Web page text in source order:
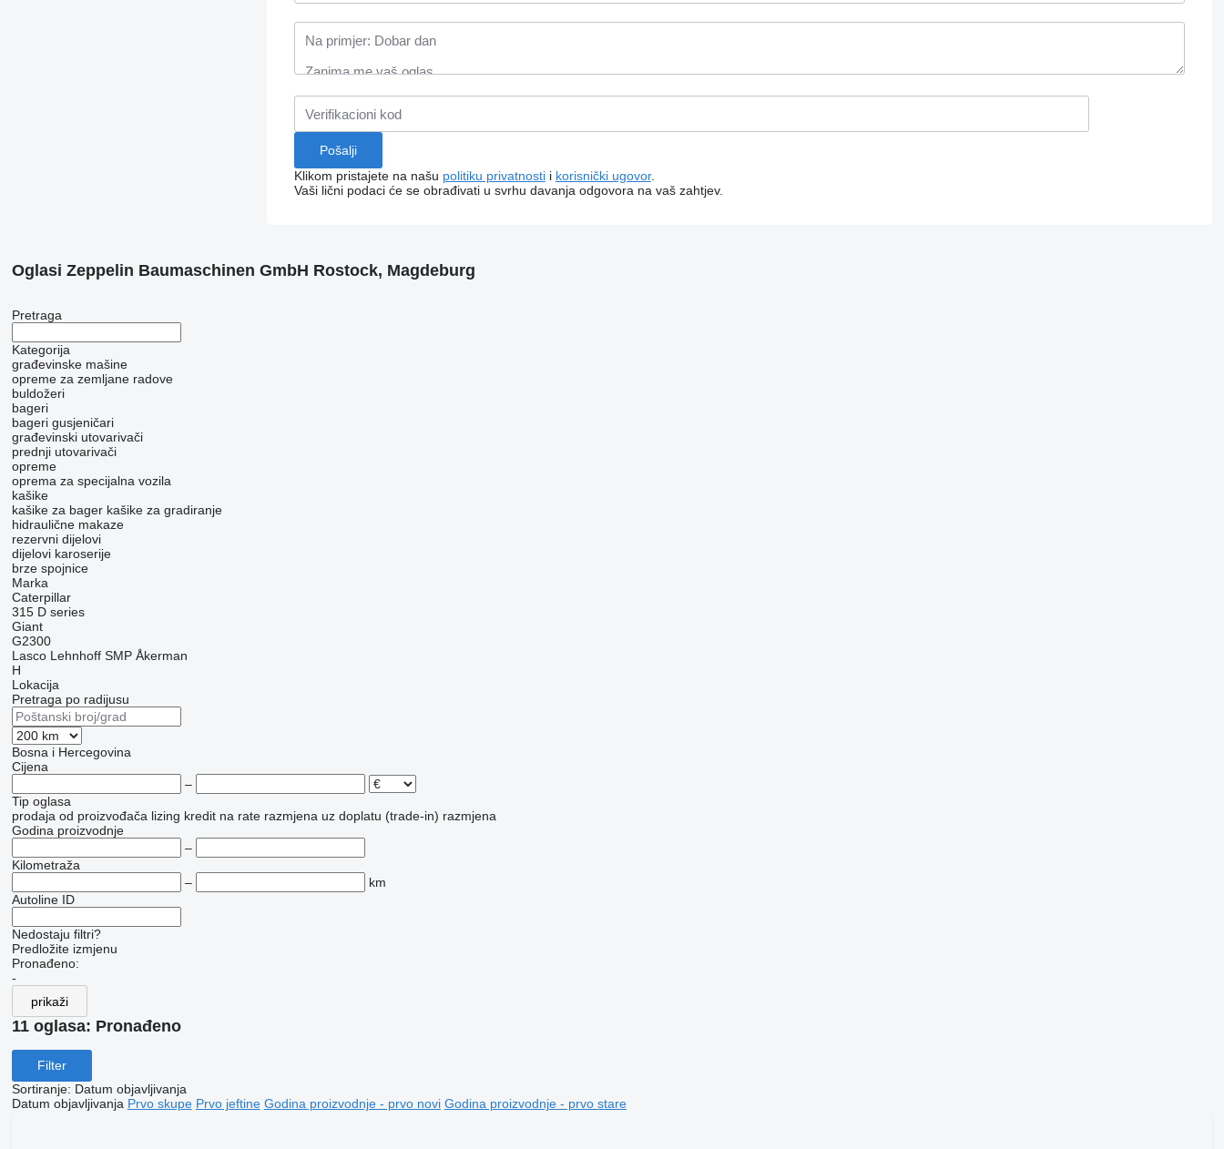
Klikom pristajete na našu politiku privatnostii korisnički ugovor.
Vaši lični podaci će se obrađivati ​​u svrhu davanja odgovora na vaš zahtjev.
Oglasi Zeppelin Baumaschinen GmbH Rostock, Magdeburg
Pretraga
Kategorija
građevinske mašine
opreme za zemljane radove
buldožeri
bageri
bageri gusjeničari
građevinski utovarivači
prednji utovarivači
opreme
oprema za specijalna vozila
kašike
kašike za bager kašike za gradiranje
hidraulične makaze
rezervni dijelovi
dijelovi karoserije
brze spojnice
Marka
Caterpillar
315 D series
Giant
G2300
Lasco Lehnhoff SMP Åkerman
H
Lokacija
Pretraga po radijusu
Bosna i Hercegovina
Cijena
–
Tip oglasa
prodaja od proizvođača lizing kredit na rate razmjena uz doplatu (trade-in) razmjena
Godina proizvodnje
–
Kilometraža
–
km
Autoline ID
Nedostaju filtri?
Predložite izmjenu
Pronađeno:
-
prikaži
11 oglasa: Pronađeno
Filter
Sortiranje: Datum objavljivanja
Datum objavljivanja Prvo skupe Prvo jeftine Godina proizvodnje - prvo novi Godina proizvodnje - prvo stare